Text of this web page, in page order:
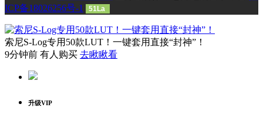
ICP备18026256号-1
51La
索尼S-Log专用50款LUT！一键套用直接“封神”！
9分钟前 有人购买 去瞅瞅看
升级VIP